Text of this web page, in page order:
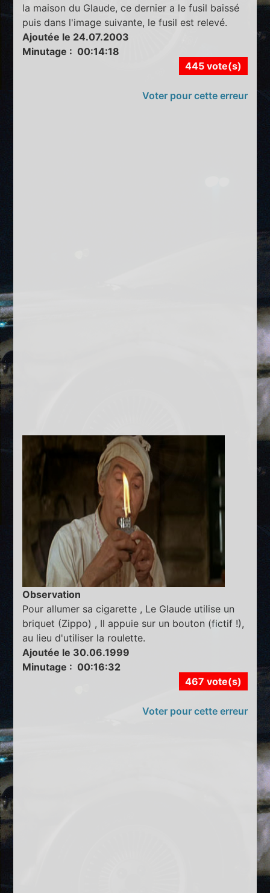
la maison du Glaude, ce dernier a le fusil baissé
puis dans l'image suivante, le fusil est relevé.
Ajoutée le 24.07.2003
Minutage : 00:14:18
445 vote(s)
Voter pour cette erreur
Observation
Pour allumer sa cigarette , Le Glaude utilise un
briquet (Zippo) , Il appuie sur un bouton (fictif !),
au lieu d'utiliser la roulette.
Ajoutée le 30.06.1999
Minutage : 00:16:32
467 vote(s)
Voter pour cette erreur